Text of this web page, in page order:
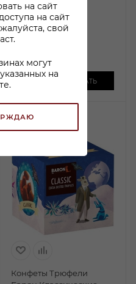
на сайт
на сайт
свой
могут
на
В наличии:
1 650 ₽/шт
1 199.99
ЗАРЕЗЕРВИРОВАТЬ
Конфеты Трюфели